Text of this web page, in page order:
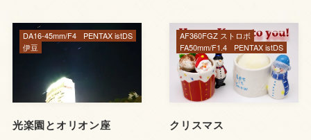
光楽園とオリオン座
DA16-45mm/F4
PENTAX istDS
伊豆
クリスマス
AF360FGZ ストロボ
FA50mm/F1.4
PENTAX istDS